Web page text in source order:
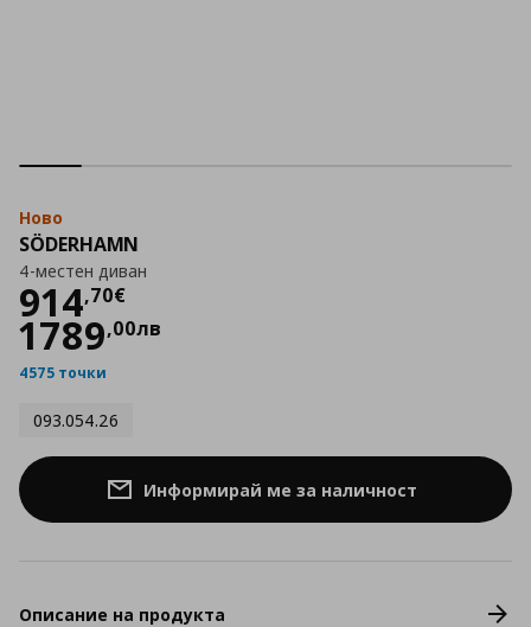
Ново
SÖDERHAMN
4-местен диван
914,70€
Цена
1789,00лв
4575 точки
093.054.26
Информирай ме за наличност
Описание на продукта